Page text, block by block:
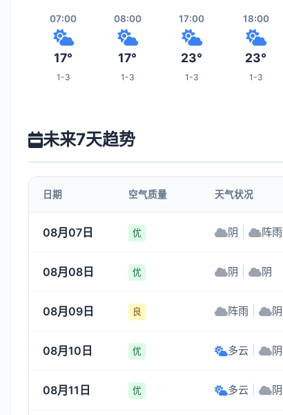
07:00
17°
1-3
08:00
17°
1-3
17:00
23°
1-3
18:00
23°
1-3
1-3 1-3 1-3 1-3
1-3 1-3 1-3
未来7天趋势
日期 空气质量 天气状况
08月07日 优 阴 阵雨
08月08日 优 阴 阴
08月09日 良 阵雨 阴
08月10日 优 多云 阴
08月11日 优 多云 阴